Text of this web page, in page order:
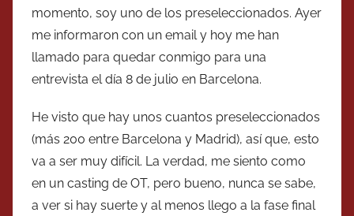
momento, soy uno de los preseleccionados. Ayer
me informaron con un email y hoy me han
llamado para quedar conmigo para una
entrevista el día 8 de julio en Barcelona.
He visto que hay unos cuantos preseleccionados
(más 200 entre Barcelona y Madrid), así que, esto
va a ser muy difícil. La verdad, me siento como
en un casting de OT, pero bueno, nunca se sabe,
a ver si hay suerte y al menos llego a la fase final